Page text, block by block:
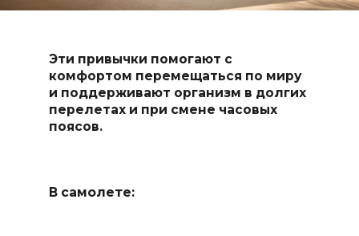
Эти привычки помогают с
комфортом перемещаться по миру
и поддерживают организм в долгих
перелетах и при смене часовых
поясов.
В самолете: